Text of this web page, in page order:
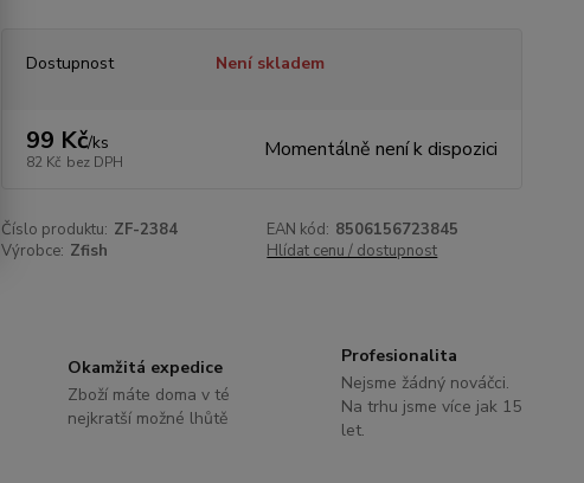
Dostupnost Není skladem
99 Kč/ks
82 Kč bez DPH Momentálně není k dispozici
Číslo produktu: ZF-2384 EAN kód: 8506156723845
Výrobce: Zfish Hlídat cenu / dostupnost
Okamžitá expedice
Zboží máte doma v té
nejkratší možné lhůtě
Profesionalita
Nejsme žádný nováčci.
Na trhu jsme více jak 15
let.